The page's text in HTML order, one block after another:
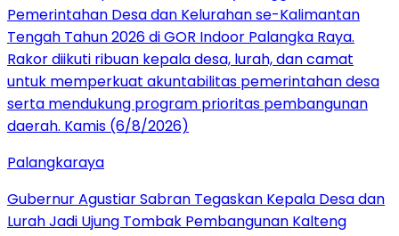
Palangkaraya
Gubernur Agustiar Sabran Tegaskan Kepala Desa dan
Lurah Jadi Ujung Tombak Pembangunan Kalteng